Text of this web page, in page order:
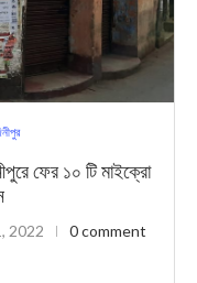
ফের ১০ টি মাইক্রো
2022 0 comment